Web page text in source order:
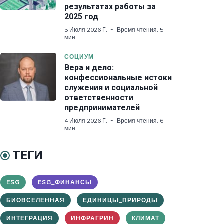
результатах работы за
2025 год
5 Июля 2026 Г.
Время чтения: 5
мин
СОЦИУМ
Вера и дело:
конфессиональные истоки
служения и социальной
ответственности
предпринимателей
4 Июля 2026 Г.
Время чтения: 6
мин
ТЕГИ
ESG ESG_ФИНАНСЫ
БИОВСЕЛЕННАЯ ЕДИНИЦЫ_ПРИРОДЫ
ИНТЕГРАЦИЯ ИНФРАГРИН КЛИМАТ